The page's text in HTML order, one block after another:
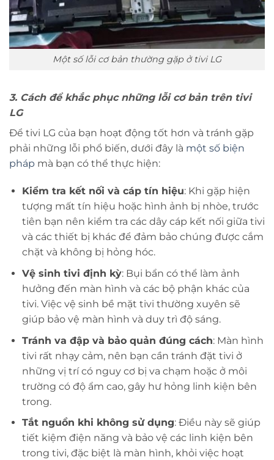
Một số lỗi cơ bản thường gặp ở tivi LG
3. Cách để khắc phục những lỗi cơ bản trên tivi
LG
Để tivi LG của bạn hoạt động tốt hơn và tránh gặp
phải những lỗi phổ biến, dưới đây là một số biện
pháp mà bạn có thể thực hiện:
Kiểm tra kết nối và cáp tín hiệu: Khi gặp hiện
tượng mất tín hiệu hoặc hình ảnh bị nhòe, trước
tiên bạn nên kiểm tra các dây cáp kết nối giữa tivi
và các thiết bị khác để đảm bảo chúng được cắm
chặt và không bị hỏng hóc.
Vệ sinh tivi định kỳ: Bụi bẩn có thể làm ảnh
hưởng đến màn hình và các bộ phận khác của
tivi. Việc vệ sinh bề mặt tivi thường xuyên sẽ
giúp bảo vệ màn hình và duy trì độ sáng.
Tránh va đập và bảo quản đúng cách: Màn hình
tivi rất nhạy cảm, nên bạn cần tránh đặt tivi ở
những vị trí có nguy cơ bị va chạm hoặc ở môi
trường có độ ẩm cao, gây hư hỏng linh kiện bên
trong.
Tắt nguồn khi không sử dụng: Điều này sẽ giúp
tiết kiệm điện năng và bảo vệ các linh kiện bên
trong tivi, đặc biệt là màn hình, khỏi việc hoạt